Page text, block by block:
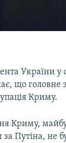
України у
що головне
Криму.
Криму,
за Путіна, не